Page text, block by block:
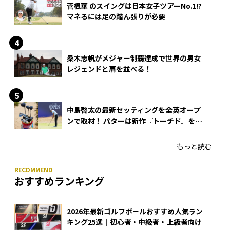
菅楓華 のスイングは日本女子ツアーNo.1!?
マネるには足の踏ん張りが必要
桑木志帆がメジャー制覇達成で世界の男女
レジェンドと肩を並べる！
中島啓太の最新セッティングを全英オープ
ンで取材！ パターは新作『トーチド』を投
もっと読む
おすすめランキング
2026年最新ゴルフボールおすすめ人気ラン
キング25選｜初心者・中級者・上級者向け